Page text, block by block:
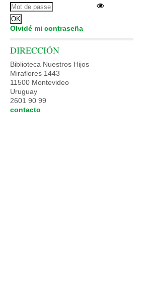
Olvidé mi contraseña
DIRECCIÓN
Biblioteca Nuestros Hijos
Miraflores 1443
11500 Montevideo
Uruguay
2601 90 99
contacto